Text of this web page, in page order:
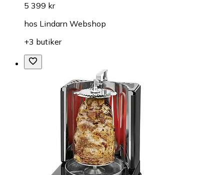
5 399 kr
hos Lindarn Webshop
+3 butiker